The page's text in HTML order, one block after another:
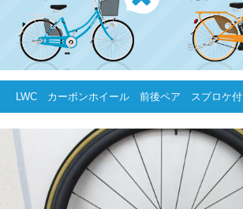
LWC カーボンホイール 前後ペア スプロケ付